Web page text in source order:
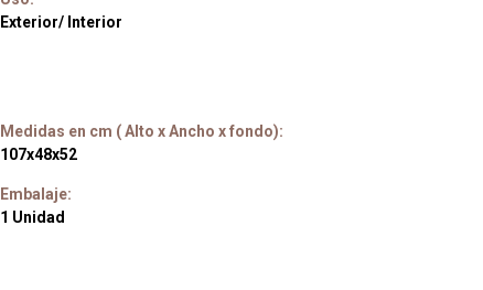
Exterior/ Interior
Medidas en cm ( Alto x Ancho x fondo):
107x48x52
Embalaje:
1 Unidad